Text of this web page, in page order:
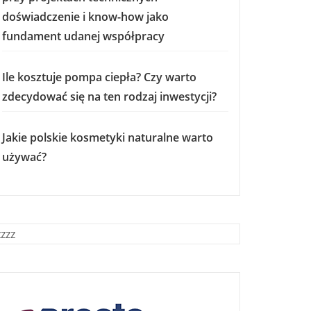
doświadczenie i know-how jako
fundament udanej współpracy
Ile kosztuje pompa ciepła? Czy warto
zdecydować się na ten rodzaj inwestycji?
Jakie polskie kosmetyki naturalne warto
używać?